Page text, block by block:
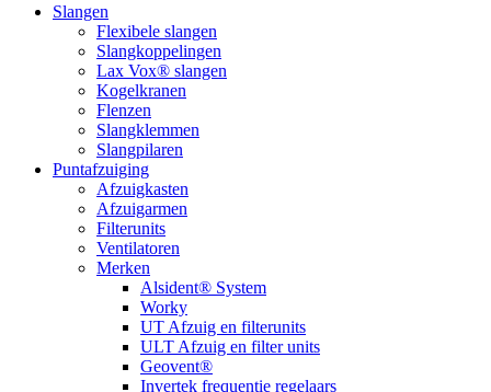
Slangen
Flexibele slangen
Slangkoppelingen
Lax Vox® slangen
Kogelkranen
Flenzen
Slangklemmen
Slangpilaren
Puntafzuiging
Afzuigkasten
Afzuigarmen
Filterunits
Ventilatoren
Merken
Alsident® System
Worky
UT Afzuig en filterunits
ULT Afzuig en filter units
Geovent®
Invertek frequentie regelaars